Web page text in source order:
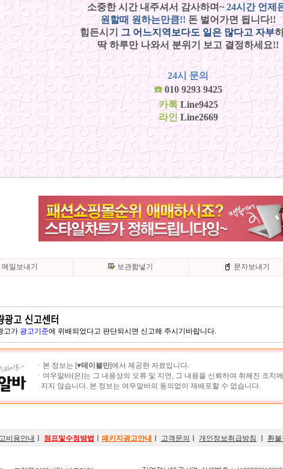
소중한 시간 내주셔서 감사하며~24시간 언제
원할때 원하는만큼!! 돈 벌어가면 됩니다!!
힘든시기그 어느지역보다도 일은 많다고 자부
딱 하루만 나와서 분위기 보고 결정하세요!!
24시 문의
☎️010 9293 9425
카톡Line9425
라인Line2669
메일보내기 보관함넣기 문자보내기
고가 광고기준에 위배되었다고 판단되시면 신고해 주시기바랍니다.
ㆍ본 정보는 [♥테이블만]에서 제공한 자료입니다.
ㆍ여우알바(은)는 그 내용상의 오류 및 지연, 그 내용을 신뢰하여 취해진 조치
지지 않습니다. 본 정보는 여우알바의 동의없이 재배포할 수 없습니다.
비용안내 점프및수정방법 패키지광고안내 고객문의 개인정보취급방침 환